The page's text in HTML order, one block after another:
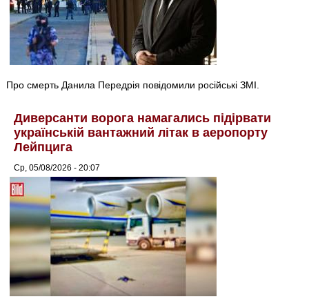
Про смерть Данила Передрія повідомили російські ЗМІ.
Диверсанти ворога намагались підірвати
українській вантажний літак в аеропорту
Лейпцига
Ср, 05/08/2026 - 20:07